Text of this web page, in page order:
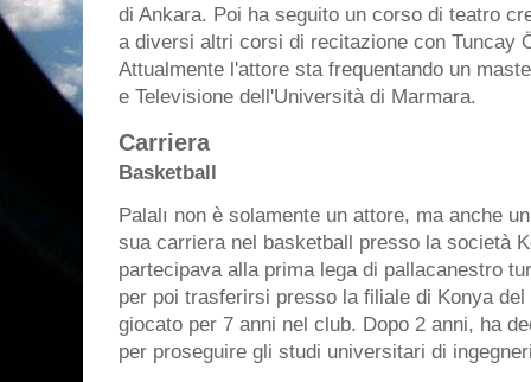
di Ankara. Poi ha seguito un corso di teatro
a diversi altri corsi di recitazione con Tuncay
Attualmente l'attore sta frequentando un
e Televisione dell'Università di Marmara.
Carriera
Basketball
Palalı non è solamente un attore, ma anche
sua carriera nel basketball presso la società
partecipava alla prima lega di pallacanestro
per poi trasferirsi presso la filiale di Konya del
giocato per 7 anni nel club. Dopo 2 anni, ha
per proseguire gli studi universitari di